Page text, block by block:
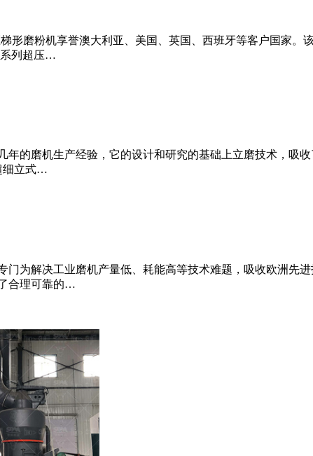
形磨粉机享誉澳大利亚、美国、英国、西班牙等客户国家
系列超压…
年的磨机生产经验，它的设计和研究的基础上立磨技术，吸
细立式…
门为解决工业磨机产量低、耗能高等技术难题，吸收欧洲先
合理可靠的…